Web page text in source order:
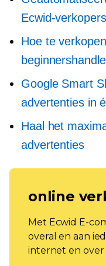
Ecwid-verkopers
Hoe te
Google Smart
advertenties in
Haal het
advertenties
online
Met Ecwid E-
overal en aan
internet en over